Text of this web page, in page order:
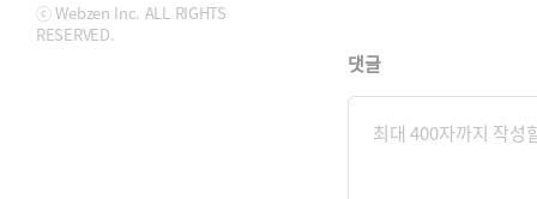
ⓒ Webzen Inc. ALL RIGHTS
RESERVED.
댓글